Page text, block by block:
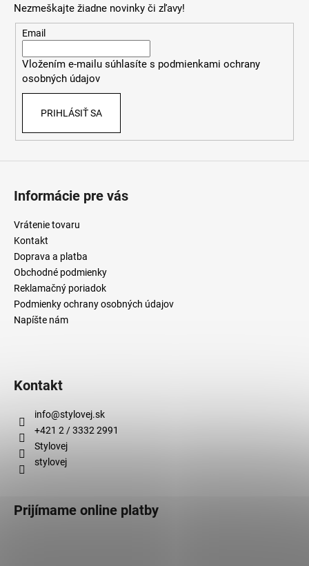
a
c
p
v
ý
Nezmeškajte žiadne novinky či zľavy!
Email
Vložením e-mailu súhlasíte s podmienkami ochrany
osobných údajov
PRIHLÁSIŤ SA
Informácie pre vás
Vrátenie tovaru
Kontakt
Doprava a platba
Obchodné podmienky
Reklamačný poriadok
Podmienky ochrany osobných údajov
Napíšte nám
Kontakt
info@stylovej.sk
+421 2 / 3332 2991
Stylovej
stylovej
Prijímame online platby